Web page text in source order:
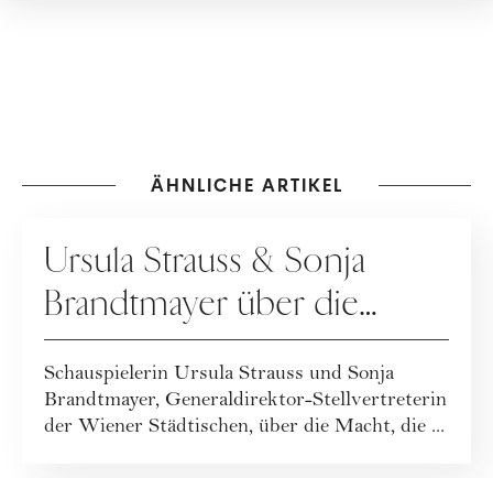
ÄHNLICHE ARTIKEL
Ursula Strauss & Sonja
Brandtmayer über die
Macht von Frauen und
Finanzen
Schauspielerin Ursula Strauss und Sonja
Brandtmayer, Generaldirektor-Stellvertreterin
der Wiener Städtischen, über die Macht, die ...